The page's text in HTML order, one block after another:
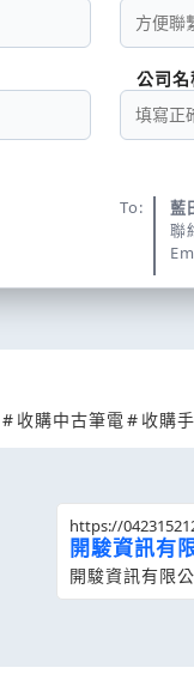
公司名
To:
藍
聯
# 收購中古筆電# 收購
https://
開駿資訊有
開駿資訊有限